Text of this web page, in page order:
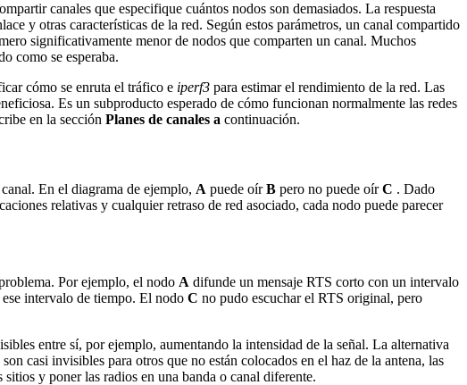
canales que especifique cuántos nodos son demasiados. La respuesta
y otras características de la red. Según estos parámetros, un canal compartido
significativamente menor de nodos que comparten un canal. Muchos
como se esperaba.
cómo se enruta el tráfico e iperf3 para estimar el rendimiento de la red. Las
Es un subproducto esperado de cómo funcionan normalmente las redes
en la sección Planes de canales a continuación.
En el diagrama de ejemplo, A puede oírB pero no puede oírC . Dado
relativas y cualquier retraso de red asociado, cada nodo puede parecer
Por ejemplo, el nodo A difunde un mensaje RTS corto con un intervalo
intervalo de tiempo. El nodo C no pudo escuchar el RTS original, pero
entre sí, por ejemplo, aumentando la intensidad de la señal. La alternativa
casi invisibles para otros que no están colocados en el haz de la antena, las
y poner las radios en una banda o canal diferente.